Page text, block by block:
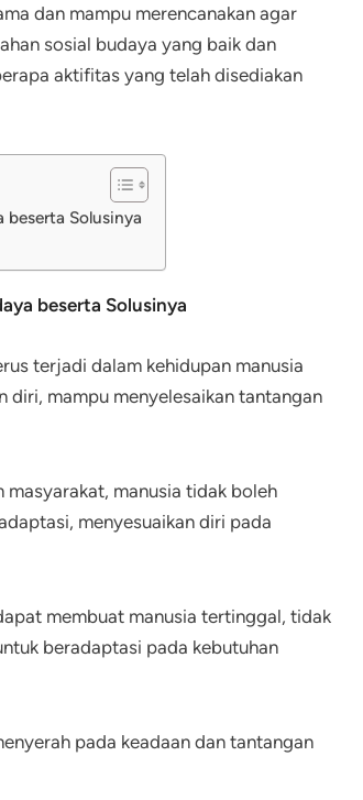
dan mampu merencanakan agar
sosial budaya yang baik dan
aktifitas yang telah disediakan
Solusinya
beserta Solusinya
terjadi dalam kehidupan manusia
diri, mampu menyelesaikan tantangan
manusia tidak boleh
menyesuaikan diri pada
membuat manusia tertinggal, tidak
beradaptasi pada kebutuhan
pada keadaan dan tantangan